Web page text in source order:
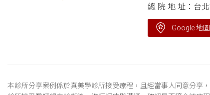
總 院 地 址：台
Google 地
本診所分享案例係於真美學診所接受療程，且經當事人同意分享